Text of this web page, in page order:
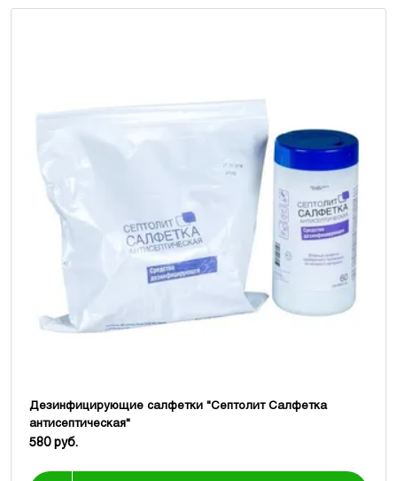
Дезинфицирующие салфетки "Септолит Салфетка
антисептическая"
580 руб.